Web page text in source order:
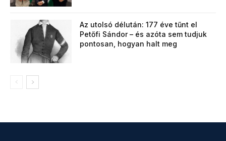
Az utolsó délután: 177 éve tűnt el
Petőfi Sándor – és azóta sem tudjuk
pontosan, hogyan halt meg